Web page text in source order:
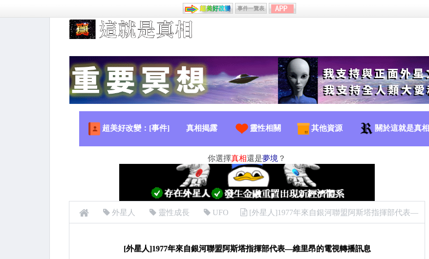
事件一覽表
超美好改變：[事件] 真相揭露 靈性相關 其他資源 關於這就是真相
你選擇真相還是夢境 ？
外星人 靈性成長 UFO [外星人]1977年來自銀河聯盟阿斯塔指揮部代表—
[外星人]1977年來自銀河聯盟阿斯塔指揮部代表—維里昂的電視轉播訊息